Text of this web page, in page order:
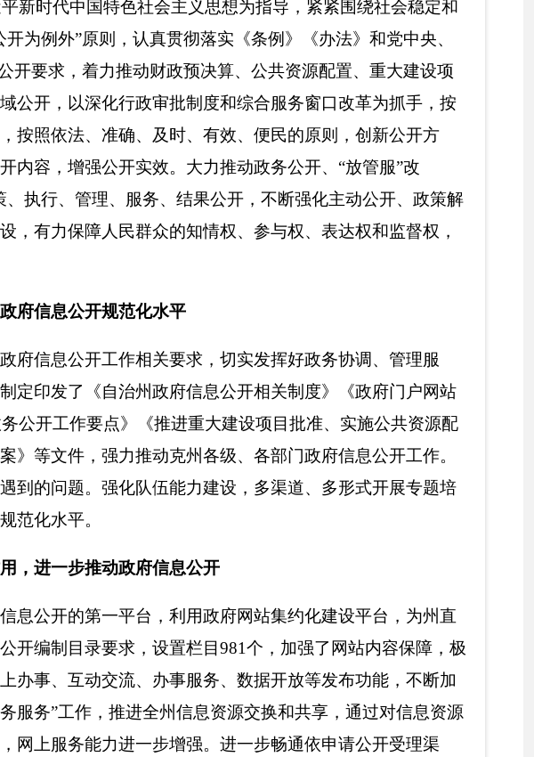
水平
政府信息公开相关制度》《政府门户网站
推进重大建设项目批准、实施公共资源配
动克州各级、各部门政府信息公开工作。
伍能力建设，多渠道、多形式开展专题培
信息公开
台，利用政府网站集约化建设平台，为州直
办事服务、数据开放等发布功能，不断加
全州信息资源交换和共享，通过对信息资源
公开的办理工作，由专门人员及时受理，
登记、办理、审核、答复、归档等环节的
策公开
电视、克孜勒苏日报社、行政服务中心触
及重大民生问题和社会关注度高的克州政
表、政协委员和审计等部门负责同志，以
排克州主流媒体、新媒体记者列席有关会
政府共举办新闻发布会 7次，主要领导亲自担